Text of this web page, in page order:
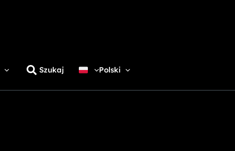
Szukaj Polski